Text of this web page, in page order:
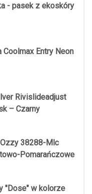
- pasek z ekoskóry
Entry Neon
Rivislideadjust
– Czarny
38288-Mlc
Pomarańczowe
"Dose" w kolorze